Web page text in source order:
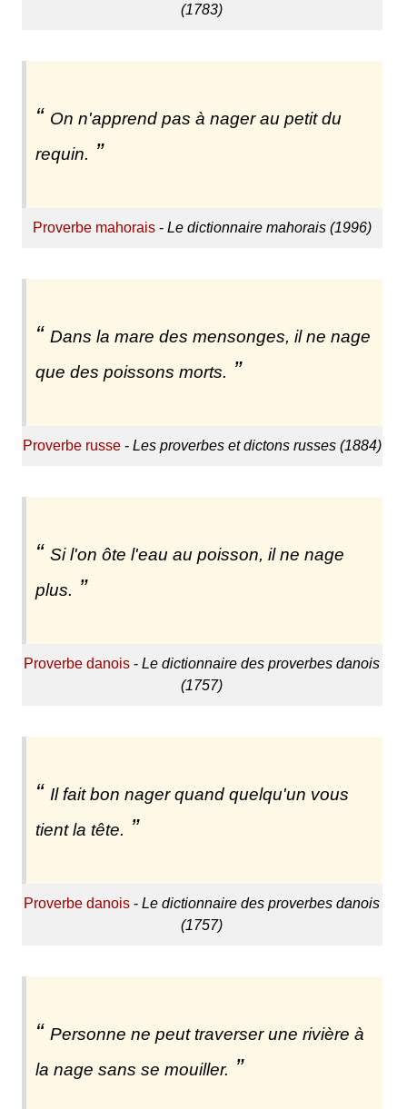
(1783)
On n'apprend pas à nager au petit du
requin.
Proverbe mahorais- Le dictionnaire mahorais (1996)
Dans la mare des mensonges, il ne nage
que des poissons morts.
Proverbe russe- Les proverbes et dictons russes (1884)
Si l'on ôte l'eau au poisson, il ne nage
plus.
Proverbe danois -Le dictionnaire des proverbes danois
(1757)
Il fait bon nager quand quelqu'un vous
tient la tête.
Proverbe danois -Le dictionnaire des proverbes danois
(1757)
Personne ne peut traverser une rivière à
la nage sans se mouiller.